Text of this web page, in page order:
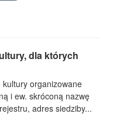
dla których
organizowane
i ew. skróconą nazwę
adres siedziby...